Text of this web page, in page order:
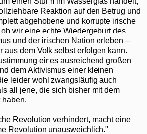
Reaktion auf den Betrug und
abgehobene und korrupte irische
wir eine echte Wiedergeburt des
und der irischen Nation erleben –
aus dem Volk selbst erfolgen kann.
eines ausreichend großen
dem Aktivismus einer kleinen
leider wohl zwangsläufig auch
all jene, die sich bisher mit dem
haben.
Revolution verhindert, macht eine
Revolution unausweichlich."